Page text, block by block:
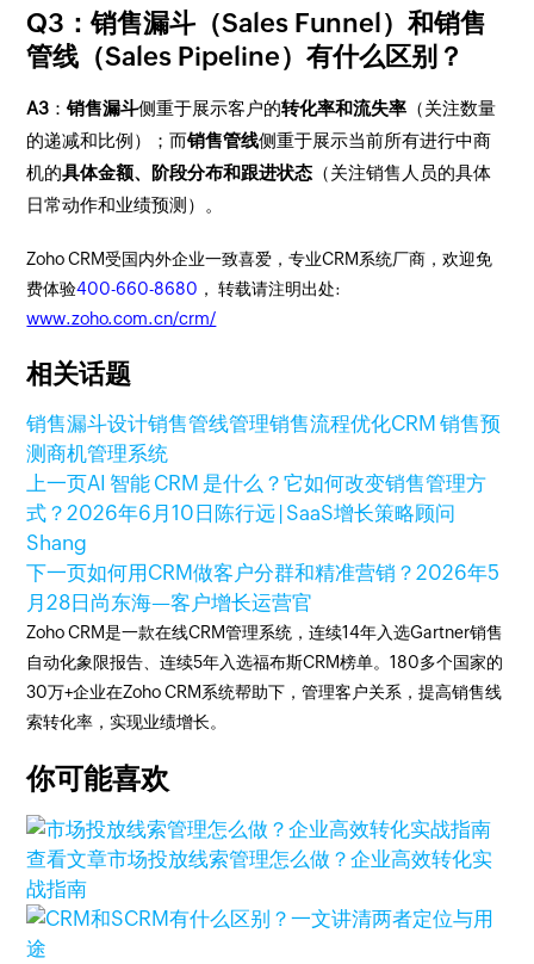
Q3：销售漏斗（Sales Funnel）和销售
管线（Sales Pipeline）有什么区别？
A3 ：销售漏斗侧重于展示客户的转化率和流失率 （关注数量
的递减和比例）；而销售管线侧重于展示当前所有进行中商
机的具体金额、阶段分布和跟进状态 （关注销售人员的具体
日常动作和业绩预测）。
Zoho CRM受国内外企业一致喜爱，专业CRM系统厂商，欢迎免
费体验400-660-8680 ， 转载请注明出处:
www.zoho.com.cn/crm/
相关话题
销售漏斗设计销售管线管理销售流程优化CRM 销售预
测商机管理系统
上一页AI 智能 CRM 是什么？它如何改变销售管理方
式？ 2026年6月10日 陈行远 | SaaS增长策略顾问
Shang
下一页如何用CRM做客户分群和精准营销？ 2026年5
月28日 尚东海—客户增长运营官
Zoho CRM是一款在线CRM管理系统，连续14年入选Gartner销售
自动化象限报告、连续5年入选福布斯CRM榜单。180多个国家的
30万+企业在Zoho CRM系统帮助下，管理客户关系，提高销售线
索转化率，实现业绩增长。
你可能喜欢
查看文章市场投放线索管理怎么做？企业高效转化实
战指南